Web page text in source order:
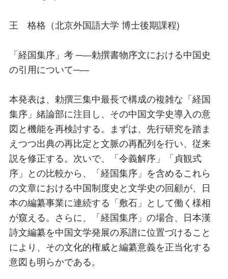
王 格格（北京外国語大学 博士後期課程)
「経国集序」考 ─―勅撰書物序文における中国史
の引用について─―
本発表は、勅撰三集中最長で構成の複雑な「経国
集序」緒論部に注目し、その中国文学史導入の意
図と機能を再検討する。まずは、先行研究を踏ま
えつつ出典の再比定と文脈の再配列を行い、従来
説を修正する。次いで、「令義解序」「貞観式
序」との比較から、「経国集序」を含めるこれら
の文章における中国制度史と文学史の回顧が、日
本の編纂事業に連続する「敷石」として働く様相
が窺える。さらに、「経国集序」の場合、日本漢
詩文編纂を中国文学発展の系譜に位置づけること
により、その文化的権威と編纂意義を正当化する
意図も明らかである。